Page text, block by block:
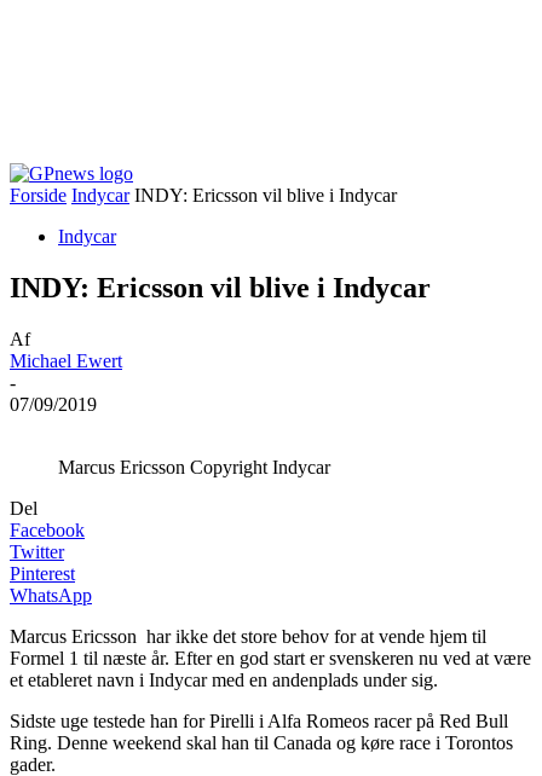
Forside Indycar INDY: Ericsson vil blive i Indycar
Indycar
INDY: Ericsson vil blive i Indycar
Af
Michael Ewert
-
07/09/2019
Marcus Ericsson Copyright Indycar
Del
Facebook
Twitter
Pinterest
WhatsApp
Marcus Ericsson har ikke det store behov for at vende hjem til
Formel 1 til næste år. Efter en god start er svenskeren nu ved at være
et etableret navn i Indycar med en andenplads under sig.
Sidste uge testede han for Pirelli i Alfa Romeos racer på Red Bull
Ring. Denne weekend skal han til Canada og køre race i Torontos
gader.